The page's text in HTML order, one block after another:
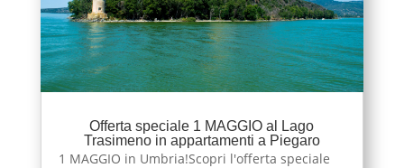
Offerta speciale 1 MAGGIO al Lago
Trasimeno in appartamenti a Piegaro
1 MAGGIO in Umbria!Scopri l'offerta speciale